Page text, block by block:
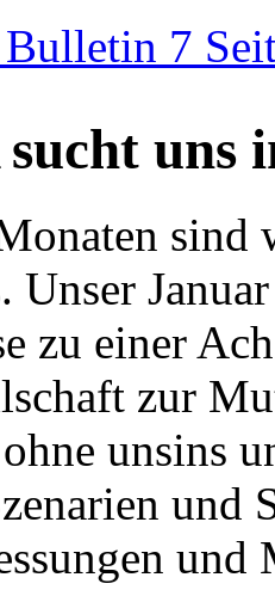
7
uns
Unser
zu einer
zur
unsins
und
und